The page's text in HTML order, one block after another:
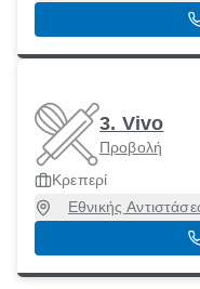
3. Vivo
Προβολή
Κρεπερί
Εθνικής